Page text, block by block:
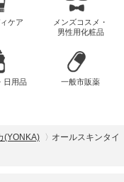
ケア
メンズコスメ・
男性用化粧品
日用品 一般市販薬
(YONKA)
オールスキンタイ